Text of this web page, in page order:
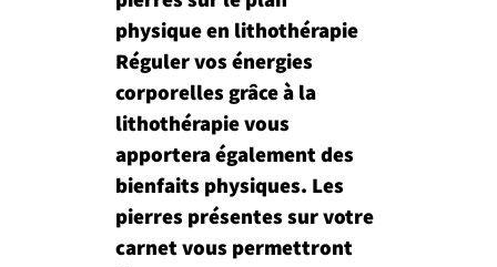
physique en lithothérapie
Réguler vos énergies
corporelles grâce à la
lithothérapie vous
apportera également des
bienfaits physiques. Les
pierres présentes sur votre
carnet vous permettront